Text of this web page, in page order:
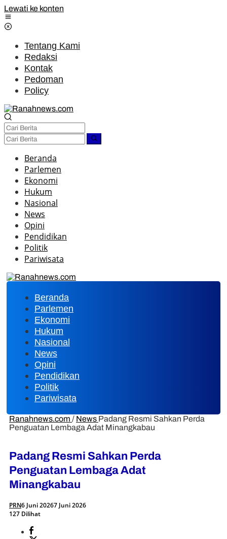
Lewati ke konten
Tentang Kami
Redaksi
Kontak
Pedoman
Policy
Beranda
Parlemen
Ekonomi
Hukum
Nasional
News
Opini
Pendidikan
Politik
Pariwisata
Beranda
Parlemen
Ekonomi
Hukum
Nasional
News
Opini
Pendidikan
Politik
Pariwisata
Ranahnews.com / News Padang Resmi Sahkan Perda
Penguatan Lembaga Adat Minangkabau
Padang Resmi Sahkan Perda
Penguatan Lembaga Adat
Minangkabau
PRN6 Juni 20267 Juni 2026
127 Dilihat